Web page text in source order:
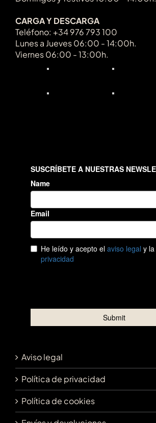
CARGA Y DESCARGA
Teléfono: +34 976 793 100
Lunes a Jueves 06:00 - 14:00h.
Viernes 06:00 - 13:00h.
Aviso legal
Política de privacidad
Política de cookies